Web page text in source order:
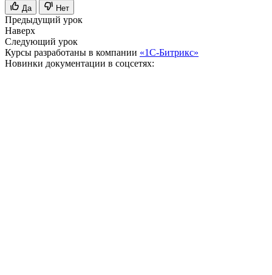
Да Нет
Предыдущий урок
Наверх
Следующий урок
Курсы разработаны в компании «1С-Битрикс»
Новинки документации в соцсетях: